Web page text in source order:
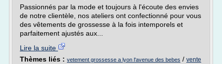
Passionnés par la mode et toujours à l'écoute des envies
de notre clientèle, nos ateliers ont confectionné pour vous
des vêtements de grossesse à la fois intemporels et
parfaitement ajustés aux...
Lire la suite
Thèmes liés : vetement grossesse a lyon l'avenue des bebes / vente